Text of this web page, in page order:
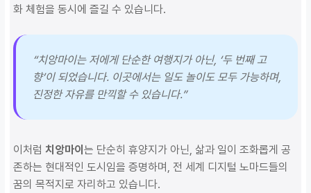
화 체험을 동시에 즐길 수 있습니다.
“치앙마이는 저에게 단순한 여행지가 아닌, ‘두 번째 고
향’이 되었습니다. 이곳에서는 일도 놀이도 모두 가능하며,
진정한 자유를 만끽할 수 있습니다.”
이처럼 치앙마이 는 단순히 휴양지가 아닌, 삶과 일이 조화롭게 공
존하는 현대적인 도시임을 증명하며, 전 세계 디지털 노마드들의
꿈의 목적지로 자리하고 있습니다.